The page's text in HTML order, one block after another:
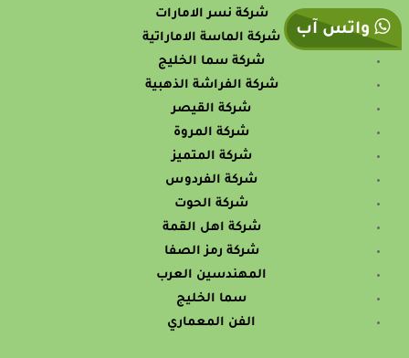
واتس آب
شركة نسر الامارات
شركة الماسة الاماراتية
شركة سما الخليج
شركة الفراشة الذهبية
شركة القيصر
شركة المروة
شركة المتميز
شركة الفردوس
شركة الحوت
شركة اهل القمة
شركة رمز الصفا
المهندسين العرب
سما الخليج
الفن المعماري